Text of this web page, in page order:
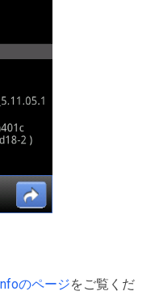
のページをご覧くだ